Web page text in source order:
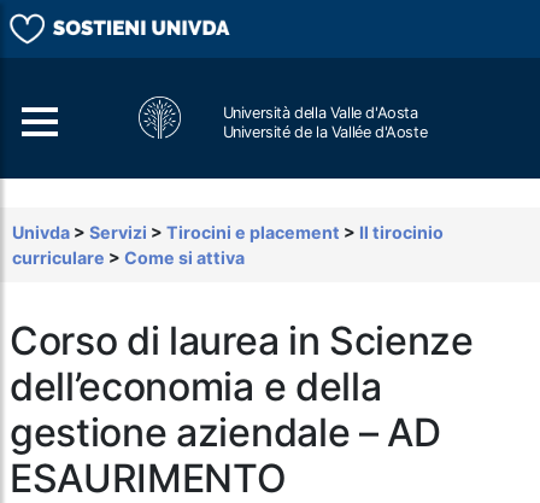
Università della Valle d'Aosta
Université de la Vallée d'Aoste
Univda > Servizi > Tirocini e placement > Il tirocinio
curriculare > Come si attiva
Corso di laurea in Scienze
dell’economia e della
gestione aziendale – AD
ESAURIMENTO